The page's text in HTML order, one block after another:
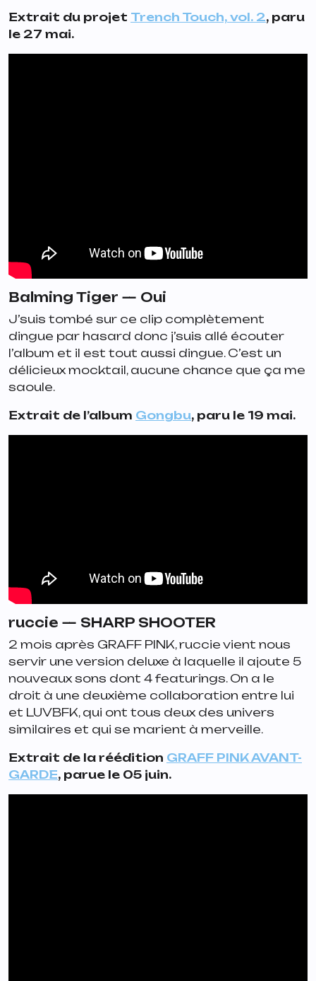
Extrait du projet Trench Touch, vol. 2, paru
le 27 mai.
Balming Tiger — Oui
J’suis tombé sur ce clip complètement
dingue par hasard donc j’suis allé écouter
l’album et il est tout aussi dingue. C’est un
délicieux mocktail, aucune chance que ça me
saoule.
Extrait de l’album Gongbu, paru le 19 mai.
ruccie — SHARP SHOOTER
2 mois après GRAFF PINK, ruccie vient nous
servir une version deluxe à laquelle il ajoute 5
nouveaux sons dont 4 featurings. On a le
droit à une deuxième collaboration entre lui
et LUVBFK, qui ont tous deux des univers
similaires et qui se marient à merveille.
Extrait de la réédition GRAFF PINK AVANT-
GARDE, parue le 05 juin.